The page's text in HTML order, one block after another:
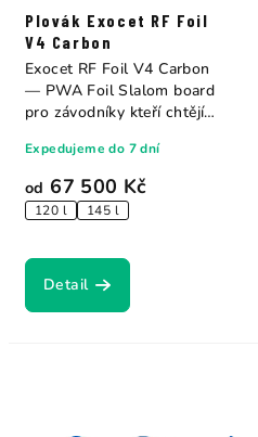
Plovák Exocet RF Foil
V4 Carbon
od 67 500 Kč
120 l 145 l
Expedujeme do 7 dní
Detail
Exocet RF Foil V4 Carbon
— PWA Foil Slalom board
pro závodníky kteří chtějí